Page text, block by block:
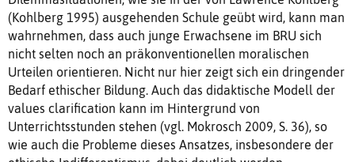
(Kohlberg 1995) ausgehenden Schule geübt wird, kann man
wahrnehmen, dass auch junge Erwachsene im BRU sich
nicht selten noch an präkonventionellen moralischen
Urteilen orientieren. Nicht nur hier zeigt sich ein dringender
Bedarf ethischer Bildung. Auch das didaktische Modell der
values clarification kann im Hintergrund von
Unterrichtsstunden stehen (vgl. Mokrosch 2009, S. 36), so
wie auch die Probleme dieses Ansatzes, insbesondere der